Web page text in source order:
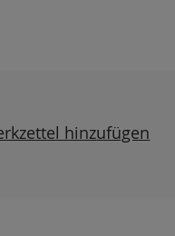
hinzufügen